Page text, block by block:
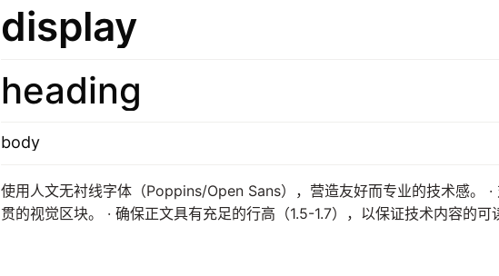
display
heading
body
使用人文无衬线字体（Poppins/Open Sans），营造友好而专业的技术感。
贯的视觉区块。 · 确保正文具有充足的行高（1.5-1.7），以保证技术内容的可